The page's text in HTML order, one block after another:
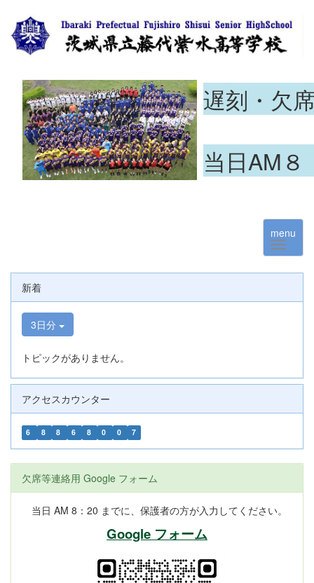
遅刻・欠
当日AM
menu
新着
3日分
トピックがありません。
アクセスカウンター
6 8 8 6 8 0 0 7
欠席等連絡用 Google フォーム
当日 AM 8：20 までに、保護者の方が入力してください。
Google フォーム